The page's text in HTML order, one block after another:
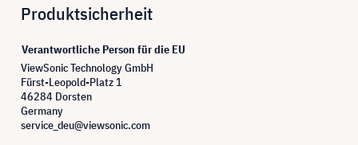
Produktsicherheit
Verantwortliche Person für die EU
ViewSonic Technology GmbH
Fürst-Leopold-Platz 1
46284 Dorsten
Germany
service_deu@viewsonic.com